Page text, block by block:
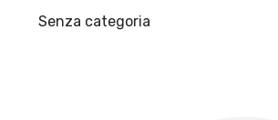
Senza categoria